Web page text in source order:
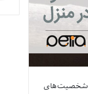
شخصیت‌های